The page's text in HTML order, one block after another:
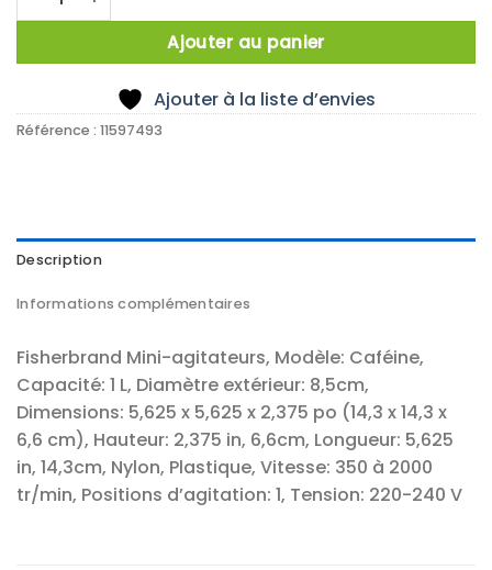
Ajouter au panier
Ajouter à la liste d’envies
Référence : 11597493
Description
Informations complémentaires
Fisherbrand Mini-agitateurs, Modèle: Caféine,
Capacité: 1 L, Diamètre extérieur: 8,5cm,
Dimensions: 5,625 x 5,625 x 2,375 po (14,3 x 14,3 x
6,6 cm), Hauteur: 2,375 in, 6,6cm, Longueur: 5,625
in, 14,3cm, Nylon, Plastique, Vitesse: 350 à 2000
tr/min, Positions d’agitation: 1, Tension: 220-240 V